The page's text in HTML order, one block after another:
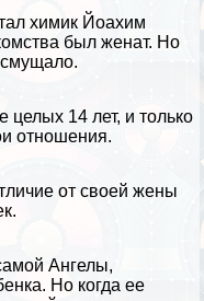
химик Йоахим
был женат. Но
смущало.
14 лет, и только
отношения.
от своей жены
Ангелы,
Но когда ее